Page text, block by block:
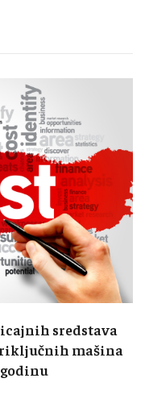
sredstava
mašina